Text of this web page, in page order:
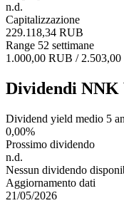
n.d.
Capitalizzazione
229.118,34 RUB
Range 52 settimane
1.000,00 RUB /
Dividendi NNK
Dividend yield medio 5
0,00%
Prossimo dividendo
n.d.
Nessun dividendo
Aggiornamento dati
21/05/2026